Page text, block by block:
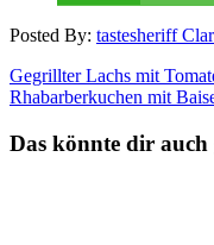
Posted By: tastesheriff
Gegrillter Lachs mit
Rhabarberkuchen mit
Das könnte dir auch